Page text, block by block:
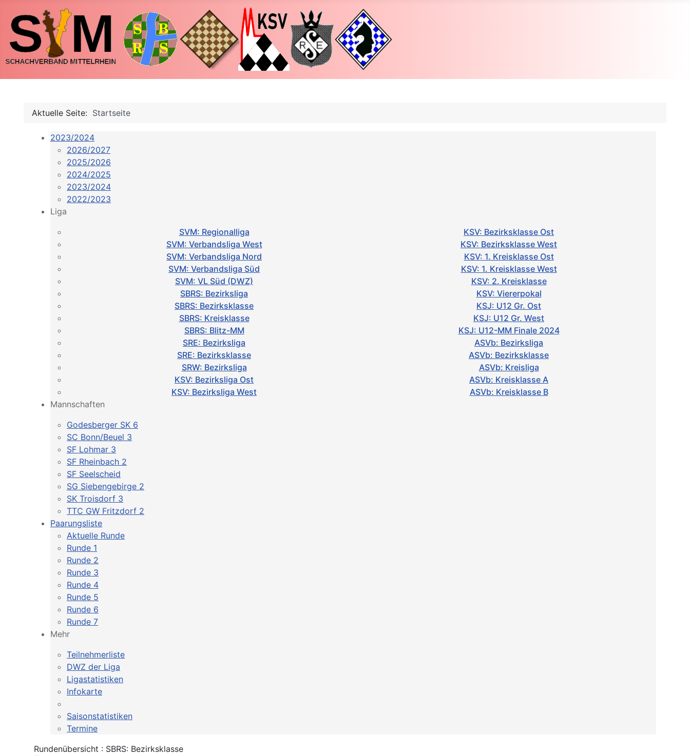
Aktuelle Seite: Startseite
2023/2024
2026/2027
2025/2026
2024/2025
2023/2024
2022/2023
Liga
SVM: Regionalliga
KSV: Bezirksklasse Ost
SVM: Verbandsliga West
KSV: Bezirksklasse West
SVM: Verbandsliga Nord
KSV: 1. Kreisklasse Ost
SVM: Verbandsliga Süd
KSV: 1. Kreisklasse West
SVM: VL Süd (DWZ)
KSV: 2. Kreisklasse
SBRS: Bezirksliga
KSV: Viererpokal
SBRS: Bezirksklasse
KSJ: U12 Gr. Ost
SBRS: Kreisklasse
KSJ: U12 Gr. West
SBRS: Blitz-MM
KSJ: U12-MM Finale 2024
SRE: Bezirksliga
ASVb: Bezirksliga
SRE: Bezirksklasse
ASVb: Bezirksklasse
SRW: Bezirksliga
ASVb: Kreisliga
KSV: Bezirksliga Ost
ASVb: Kreisklasse A
KSV: Bezirksliga West
ASVb: Kreisklasse B
Mannschaften
Godesberger SK 6
SC Bonn/Beuel 3
SF Lohmar 3
SF Rheinbach 2
SF Seelscheid
SG Siebengebirge 2
SK Troisdorf 3
TTC GW Fritzdorf 2
Paarungsliste
Aktuelle Runde
Runde 1
Runde 2
Runde 3
Runde 4
Runde 5
Runde 6
Runde 7
Mehr
Teilnehmerliste
DWZ der Liga
Ligastatistiken
Infokarte
Saisonstatistiken
Termine
Rundenübersicht : SBRS: Bezirksklasse